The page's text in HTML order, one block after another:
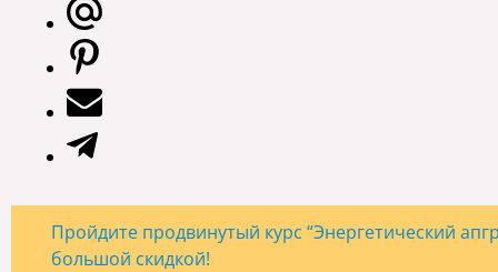
Пройдите продвинутый курс “Энергетический
большой скидкой!